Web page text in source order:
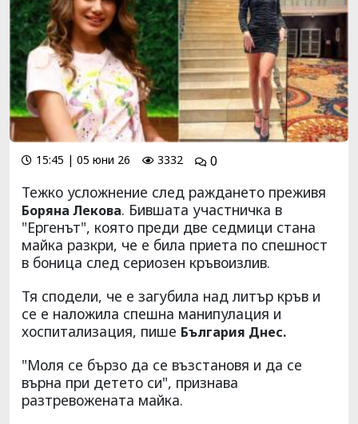
15:45 | 05 юни 26 3332 0
Тежко усложнение след раждането преживя
Боряна Лекова. Бившата участничка в
"Ергенът", която преди две седмици стана
майка разкри, че е била приета по спешност
в боница след сериозен кръвоизлив.
Тя сподели, че е загубила над литър кръв и
се е наложила спешна манипулация и
хоспитализация, пише България Днес.
"Моля се бързо да се възстановя и да се
върна при детето си", признава
разтревожената майка.